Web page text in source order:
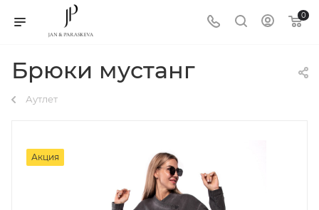
0
Брюки мустанг
Аутлет
Акция